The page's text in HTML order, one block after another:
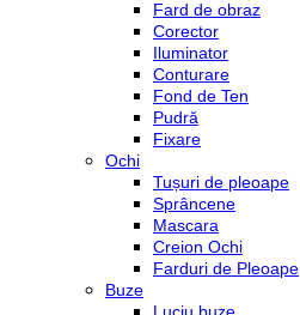
Fard de obraz
Corector
Iluminator
Conturare
Fond de Ten
Pudră
Fixare
Ochi
Tușuri de pleoape
Sprâncene
Mascara
Creion Ochi
Farduri de Pleoape
Buze